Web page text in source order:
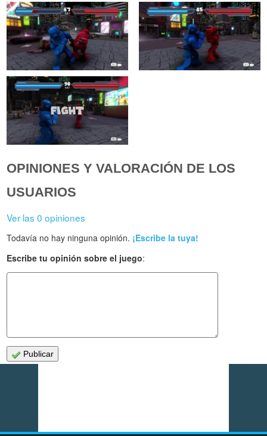
OPINIONES Y VALORACIÓN DE LOS
USUARIOS
Ver las 0 opiniones
Todavía no hay ninguna opinión. ¡Escribe la tuya!
Escribe tu opinión sobre el juego:
Publicar